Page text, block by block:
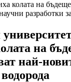
колата на
разработки
на
най-